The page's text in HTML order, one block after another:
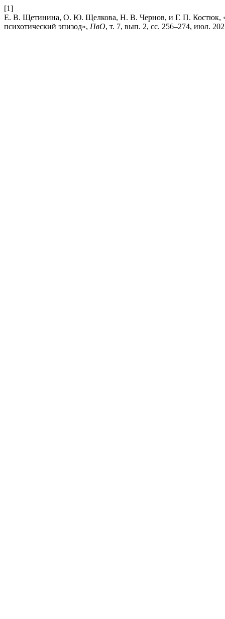
[1]
Е. В. Щетинина, О. Ю. Щелкова, Н. В. Чернов, и Г. П. Костюк,
психотический эпизод», ПвО, т. 7, вып. 2, сс. 256–274, июл.